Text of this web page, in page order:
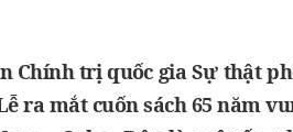
Chính trị quốc gia Sự thật
ra mắt cuốn sách 65 năm